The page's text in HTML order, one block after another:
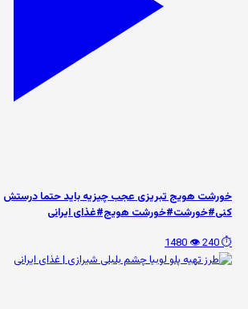
خورشت هویج تبریزی عجب چیزیه باید حتما درستش
کنی#خورشت#خورشت هویج#غذای ایرانی
⏱️ 240
👁️ 1480